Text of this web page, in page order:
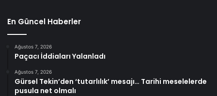
En Güncel Haberler
Ağustos 7, 2026
Paçacı İddiaları Yalanladı
Ağustos 7, 2026
Gürsel Tekin’den ‘tutarlılık’ mesajı… Tarihi meselelerde
pusula net olmalı